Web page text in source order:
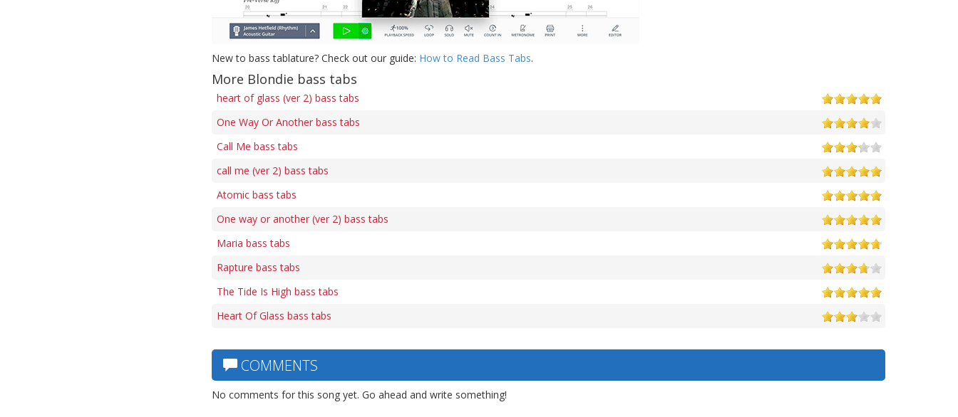
New to bass tablature? Check out our guide: How to Read Bass Tabs.
More Blondie bass tabs
heart of glass (ver 2) bass tabs
One Way Or Another bass tabs
Call Me bass tabs
call me (ver 2) bass tabs
Atomic bass tabs
One way or another (ver 2) bass tabs
Maria bass tabs
Rapture bass tabs
The Tide Is High bass tabs
Heart Of Glass bass tabs
COMMENTS
No comments for this song yet. Go ahead and write something!